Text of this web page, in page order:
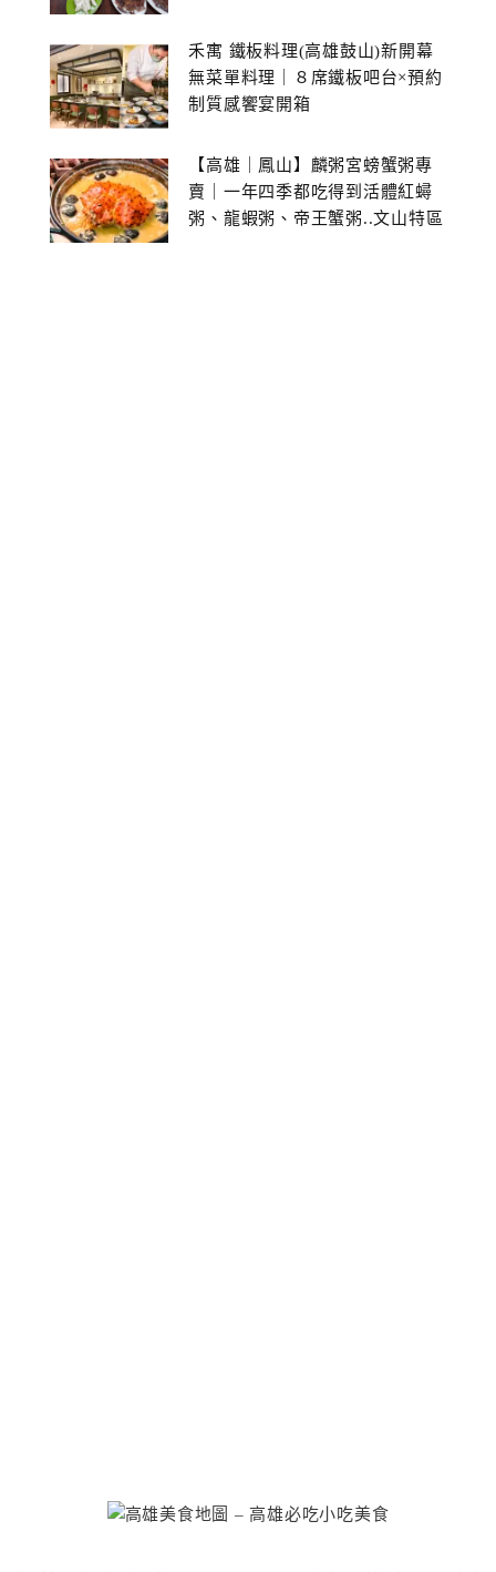
禾寓 鐵板料理(高雄鼓山)新開幕
無菜單料理｜８席鐵板吧台×預約
制質感饗宴開箱
【高雄｜鳳山】麟粥宮螃蟹粥專
賣｜一年四季都吃得到活體紅蟳
粥、龍蝦粥、帝王蟹粥..文山特區